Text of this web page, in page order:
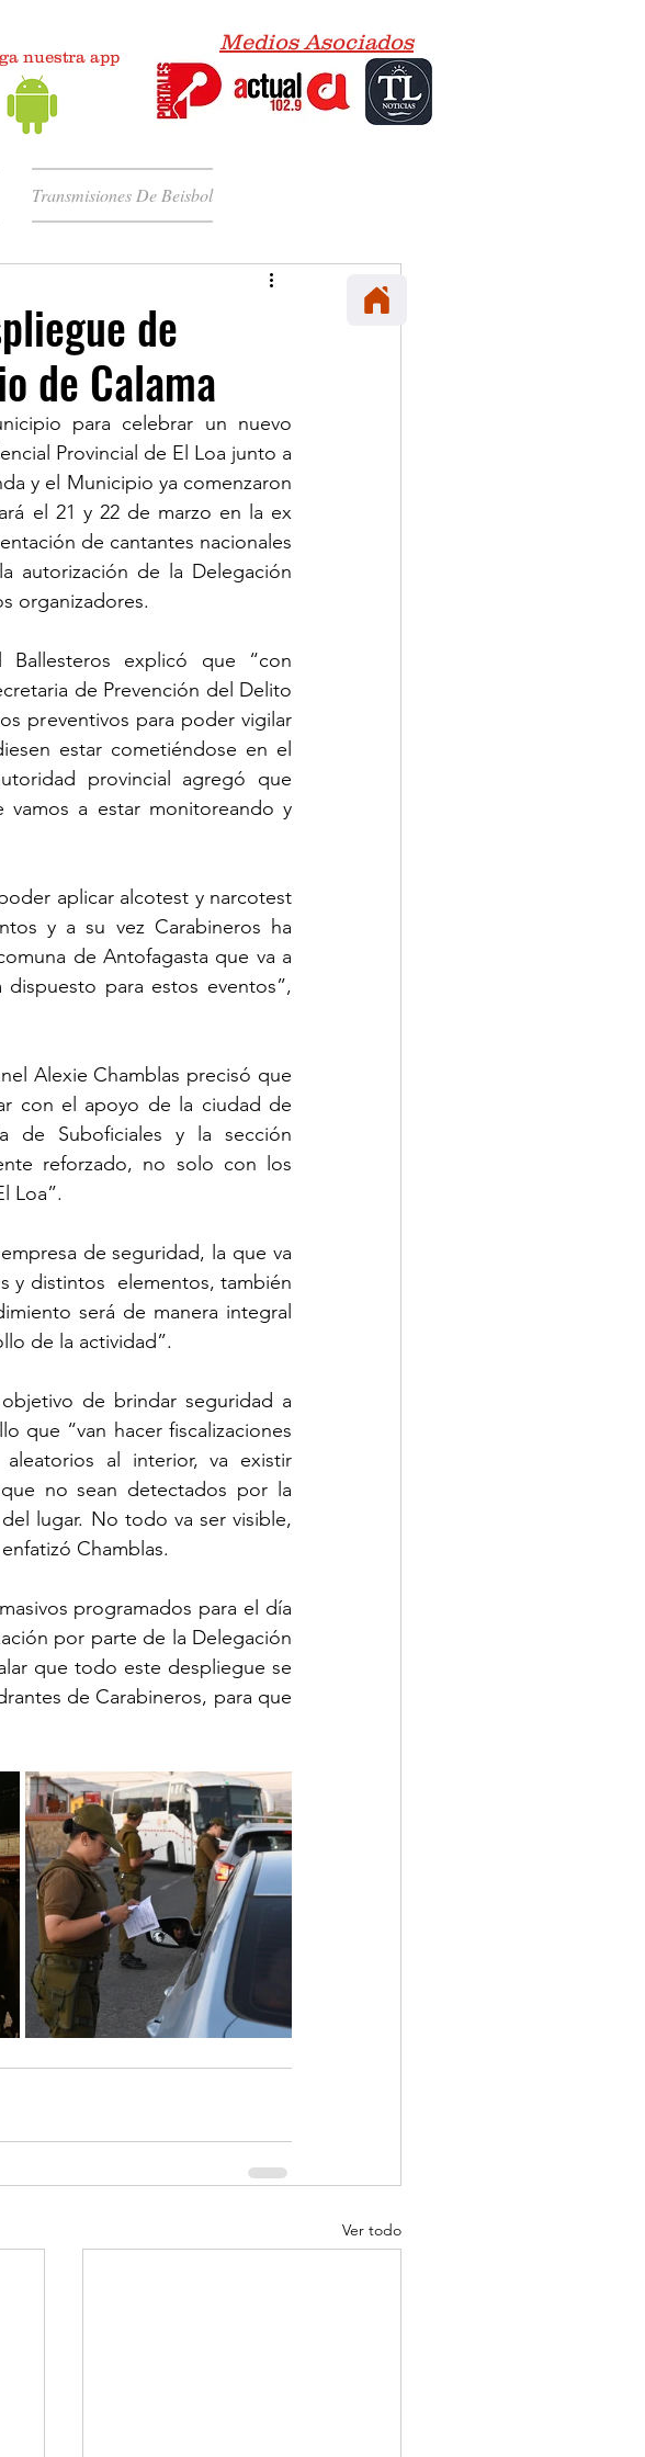
nuestra app
Medios Asociados
Transmisiones De Beisbol
de
de Calama
para celebrar un nuevo
Provincial de El Loa junto a
y el Municipio ya comenzaron
el 21 y 22 de marzo en la ex
de cantantes nacionales
autorización de la Delegación
organizadores.
explicó que “con
de Prevención del Delito
preventivos para poder vigilar
estar cometiéndose en el
provincial agregó que
vamos a estar monitoreando y
aplicar alcotest y narcotest
y a su vez Carabineros ha
de Antofagasta que va a
para estos eventos”,
Alexie Chamblas precisó que
con el apoyo de la ciudad de
de Suboficiales y la sección
reforzado, no solo con los
Loa”.
de seguridad, la que va
y distintos  elementos, también
será de manera integral
de la actividad”.
de brindar seguridad a
que “van hacer fiscalizaciones
al interior, va existir
no sean detectados por la
lugar. No todo va ser visible,
Chamblas.
programados para el día
por parte de la Delegación
que todo este despliegue se
de Carabineros, para que
Ver todo